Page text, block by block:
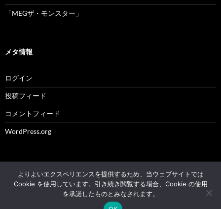
「MEGザ・モンスター」
メタ情報
ログイン
投稿フィード
コメントフィード
WordPress.org
© 2004 - 2026 NK's weblog All rights reserved.
よりよいエクスペリエンスを提供するため、当ウェブサイトでは
Cookie を使用しています。引き続き閲覧する場合、Cookie の使用
を承諾したものとみなされます。